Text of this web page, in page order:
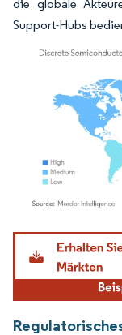
die globale
Support-Hubs
Bild © Mordor